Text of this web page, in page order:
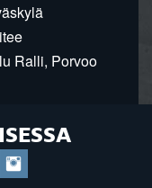
Ralli, Porvoo